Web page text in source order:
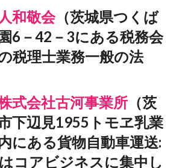
和敬会（茨城県つくば
6－42－3にある税務会
税理士業務一般の法
式会社古河事業所 （茨
下辺見1955トモヱ乳業
にある貨物自動車運送:
コアビジネスに集中し